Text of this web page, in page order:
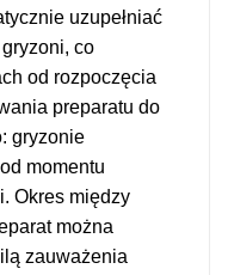
uzupełniać
co
od rozpoczęcia
preparatu do
gryzonie
momentu
Okres między
można
zauważenia